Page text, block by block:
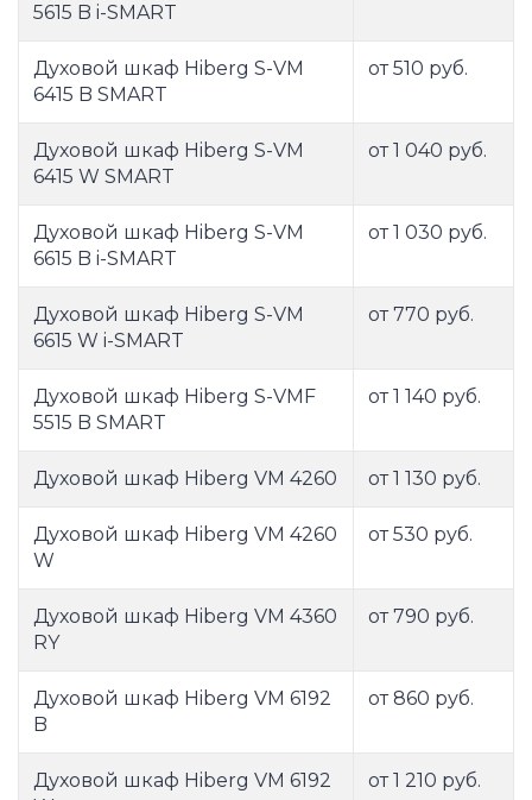
5615 B i-SMART
Духовой шкаф Hiberg S-VM
6415 B SMART
от 510 руб.
Духовой шкаф Hiberg S-VM
6415 W SMART
от 1 040 руб.
Духовой шкаф Hiberg S-VM
6615 B i-SMART
от 1 030 руб.
Духовой шкаф Hiberg S-VM
6615 W i-SMART
от 770 руб.
Духовой шкаф Hiberg S-VMF
5515 B SMART
от 1 140 руб.
Духовой шкаф Hiberg VM 4260 от 1 130 руб.
Духовой шкаф Hiberg VM 4260
W
от 530 руб.
Духовой шкаф Hiberg VM 4360
RY
от 790 руб.
Духовой шкаф Hiberg VM 6192
B
от 860 руб.
Духовой шкаф Hiberg VM 6192
от 1 210 руб.